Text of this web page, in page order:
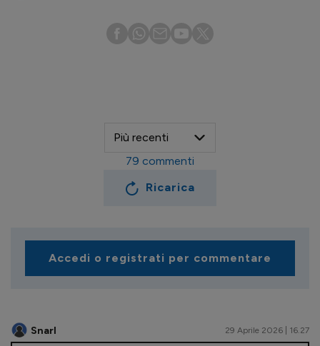
Ricarica
79 commenti
Accedi o registrati per commentare
Snarl 29 Aprile 2026 | 16.27